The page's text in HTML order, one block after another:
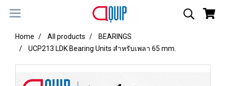
Home All products
BEARINGS
UCP213 LDK Bearing Units สำหรับเพลา 65 mm.